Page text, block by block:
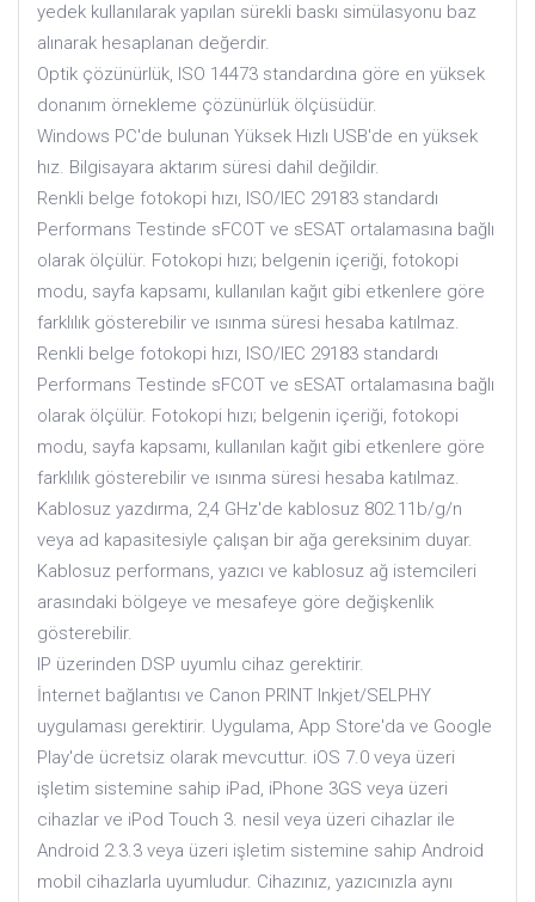
yedek kullanılarak yapılan sürekli baskı simülasyonu baz
alınarak hesaplanan değerdir.
Optik çözünürlük, ISO 14473 standardına göre en yüksek
donanım örnekleme çözünürlük ölçüsüdür.
Windows PC'de bulunan Yüksek Hızlı USB'de en yüksek
hız. Bilgisayara aktarım süresi dahil değildir.
Renkli belge fotokopi hızı, ISO/IEC 29183 standardı
Performans Testinde sFCOT ve sESAT ortalamasına bağlı
olarak ölçülür. Fotokopi hızı; belgenin içeriği, fotokopi
modu, sayfa kapsamı, kullanılan kağıt gibi etkenlere göre
farklılık gösterebilir ve ısınma süresi hesaba katılmaz.
Renkli belge fotokopi hızı, ISO/IEC 29183 standardı
Performans Testinde sFCOT ve sESAT ortalamasına bağlı
olarak ölçülür. Fotokopi hızı; belgenin içeriği, fotokopi
modu, sayfa kapsamı, kullanılan kağıt gibi etkenlere göre
farklılık gösterebilir ve ısınma süresi hesaba katılmaz.
Kablosuz yazdırma, 2,4 GHz'de kablosuz 802.11b/g/n
veya ad kapasitesiyle çalışan bir ağa gereksinim duyar.
Kablosuz performans, yazıcı ve kablosuz ağ istemcileri
arasındaki bölgeye ve mesafeye göre değişkenlik
gösterebilir.
IP üzerinden DSP uyumlu cihaz gerektirir.
İnternet bağlantısı ve Canon PRINT Inkjet/SELPHY
uygulaması gerektirir. Uygulama, App Store'da ve Google
Play'de ücretsiz olarak mevcuttur. iOS 7.0 veya üzeri
işletim sistemine sahip iPad, iPhone 3GS veya üzeri
cihazlar ve iPod Touch 3. nesil veya üzeri cihazlar ile
Android 2.3.3 veya üzeri işletim sistemine sahip Android
mobil cihazlarla uyumludur. Cihazınız, yazıcınızla aynı